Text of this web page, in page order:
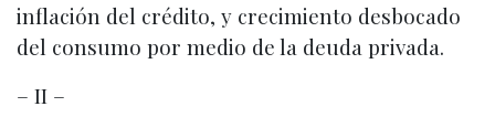
inflación del crédito, y crecimiento desbocado
del consumo por medio de la deuda privada.
– II –